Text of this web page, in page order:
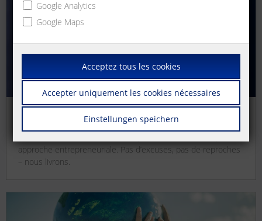
Nous assumons nos responsabilités.
approche entrepreneuriale. Pas d’excuses, pas de reproches
– nous livrons.
Google Analytics
Google Maps
Acceptez tous les cookies
Accepter uniquement les cookies nécessaires
Einstellungen speichern